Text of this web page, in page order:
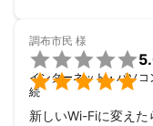
調布市民 様


インターネット・パソ
続
新しいWi-Fiに変え